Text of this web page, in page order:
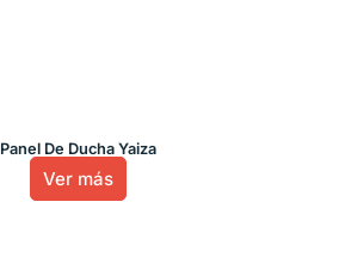
Panel De Ducha Yaiza
Ver más